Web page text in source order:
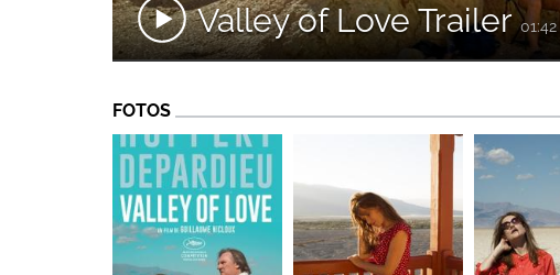
Valley of Love Trailer01:42
FOTOS